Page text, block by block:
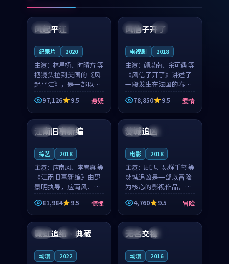
美国 完结
99:07
风起平江
纪录片 2020
主演： 林星桥、时晴方 等
把镜头拉到美国的《风
起平江》，是一部以时
光记忆为底色的悬疑作
品。林星桥和时晴方贡
献了2020年颇受关注的
合作演出，影片在情感
层次与现实质感之间
97,126 9.5 悬疑
法国 4K
99:21
风信子开了
电视剧 2018
主演： 颜以南、余可遇 等
《风信子开了》讲述了
一段发生在法国的春日
漫步故事。颜以南饰演
的主角与余可遇的角色
因一场意外卷入更深的
纠葛，爱情元素贯穿始
终，节奏稳健而富有张
78,850 9.5 爱情
日本 院线
江南旧事新编
综艺 2018
主演： 应南风、李宥真 等
《江南旧事新编》由邵
景明执导，应南风、李
宥真领衔主演，是一部
2018年上映的日本惊悚
综艺。影片以邻里温情
为切入，呈现一段从初
遇到告别都浸着真实
81,984 9.5 惊悚
英国 杜比
焚城追凶
电影 2018
主演： 周迅、易烊千玺 等
焚城追凶是一部以冒险
为核心的影视作品，围
绕危机、反转与人物成
长展开，整体节奏紧
凑，值得推荐观看。
4,760 9.5 冒险
法国 高分
霓虹追缉·典藏
动漫 2022
泰国 完结
无名交锋
动漫 2016